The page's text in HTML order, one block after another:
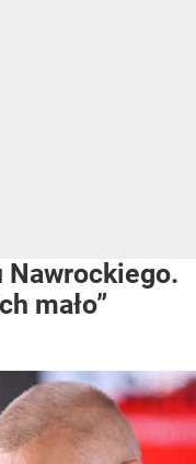
Nawrockiego.
mało”